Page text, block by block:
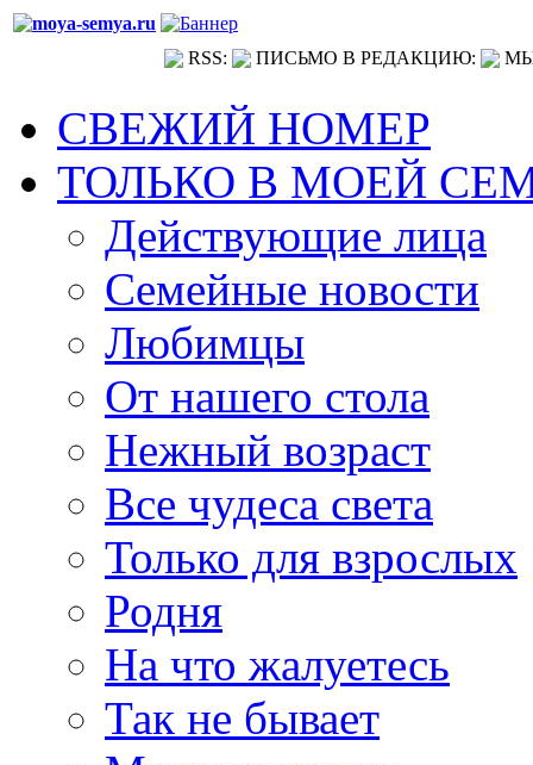
RSS: ПИСЬМО В РЕДАКЦИЮ:
СВЕЖИЙ НОМЕР
ТОЛЬКО В МОЕЙ
Действующие лица
Семейные новости
Любимцы
От нашего стола
Нежный возраст
Все чудеса света
Только для взрослых
Родня
На что жалуетесь
Так не бывает